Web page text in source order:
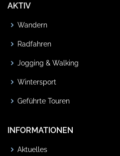
AKTIV
Wandern
Radfahren
Jogging & Walking
Wintersport
Geführte Touren
INFORMATIONEN
Aktuelles